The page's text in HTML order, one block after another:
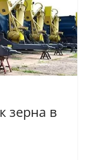
зерна в